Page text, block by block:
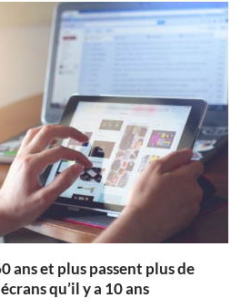
ans et plus passent plus de
qu’il y a 10 ans